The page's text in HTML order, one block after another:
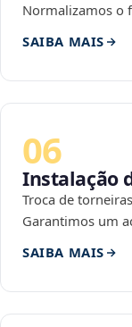
Normalizamos o
SAIBA MAIS
06
Instalação
Troca de
Garantimos um
SAIBA MAIS